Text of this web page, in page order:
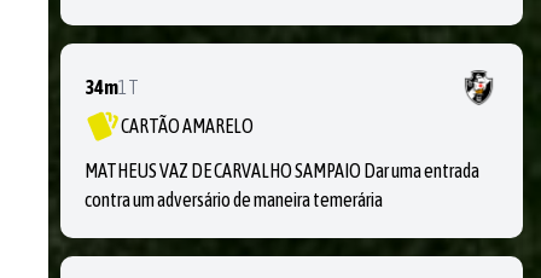
34m1T
CARTÃO AMARELO
MATHEUS VAZ DE CARVALHO SAMPAIO Dar uma entrada
contra um adversário de maneira temerária